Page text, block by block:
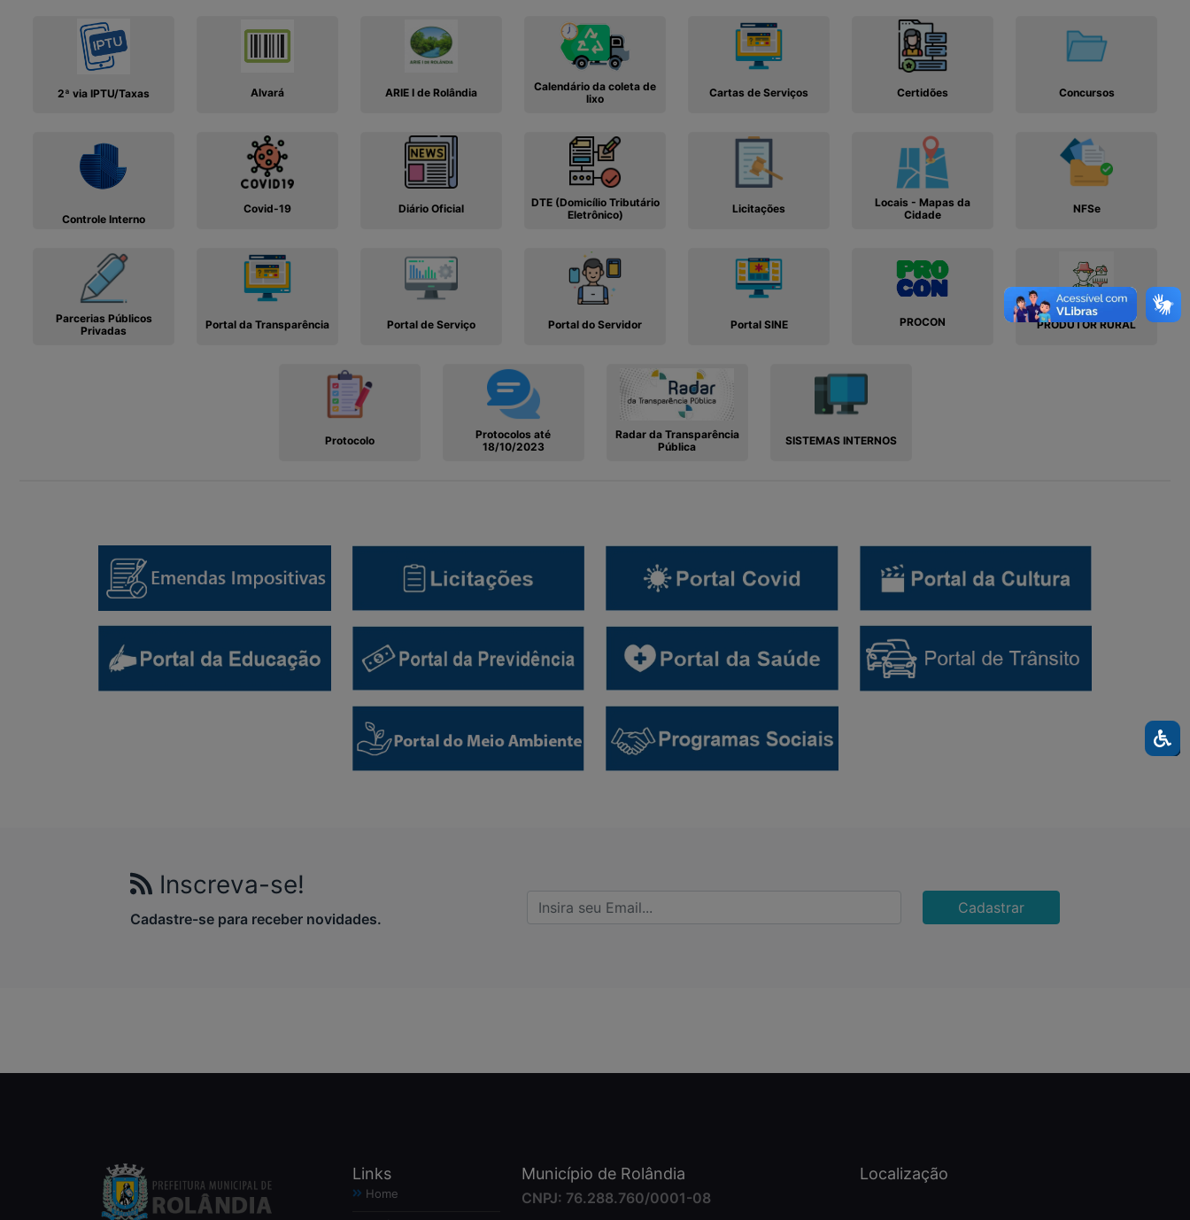
2ª via IPTU/Taxas Alvará ARIE I de Rolândia
Calendário da coleta de
lixo
Cartas de Serviços Certidões Concursos
Controle Interno
Covid-19 Diário Oficial
DTE (Domicílio Tributário
Eletrônico)
Licitações
Locais - Mapas da
Cidade
NFSe
Parcerias Públicos
Privadas
Portal da Transparência Portal de Serviço Portal do Servidor Portal SINE PROCON PRODUTOR RURAL
Protocolo
Protocolos até
18/10/2023
Radar da Transparência
Pública
SISTEMAS INTERNOS
Inscreva-se!
Cadastre-se para receber novidades.
Cadastrar
Links
Home
Município de Rolândia
CNPJ: 76.288.760/0001-08
Localização